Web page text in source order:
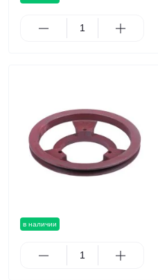
в наличии